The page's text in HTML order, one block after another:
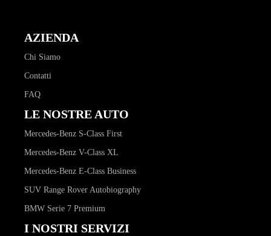
AZIENDA
Chi Siamo
Contatti
FAQ
LE NOSTRE AUTO
Mercedes-Benz S-Class First
Mercedes-Benz V-Class XL
Mercedes-Benz E-Class Business
SUV Range Rover Autobiography
BMW Serie 7 Premium
I NOSTRI SERVIZI